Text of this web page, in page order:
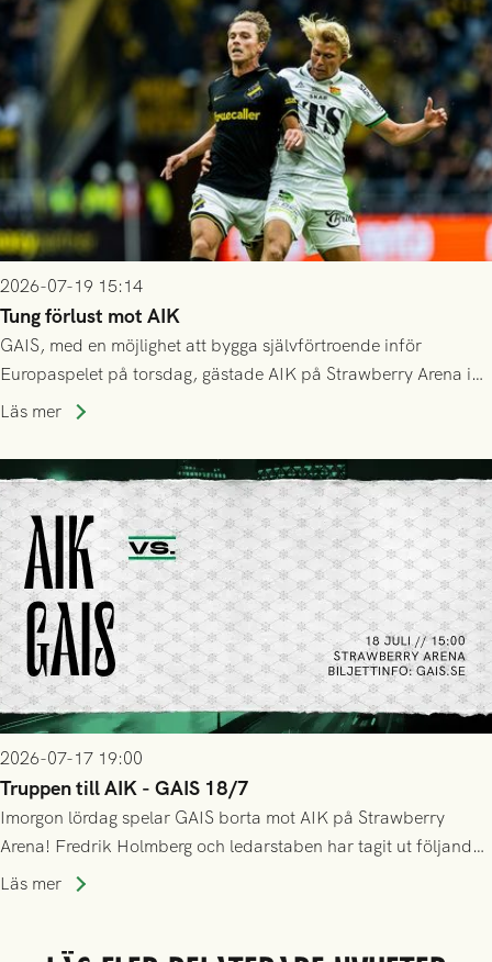
Mostar från Bosnien och Hercegovina.
2026-07-19 15:14
Tung förlust mot AIK
GAIS, med en möjlighet att bygga självförtroende inför
Europaspelet på torsdag, gästade AIK på Strawberry Arena i
Stockholm . Men trots konstant hotande i första halvlek av
lyckades få in 2-0.
Läs mer
2026-07-17 19:00
Truppen till AIK - GAIS 18/7
Imorgon lördag spelar GAIS borta mot AIK på Strawberry
Arena! Fredrik Holmberg och ledarstaben har tagit ut följande
trupp till matchen:
Läs mer